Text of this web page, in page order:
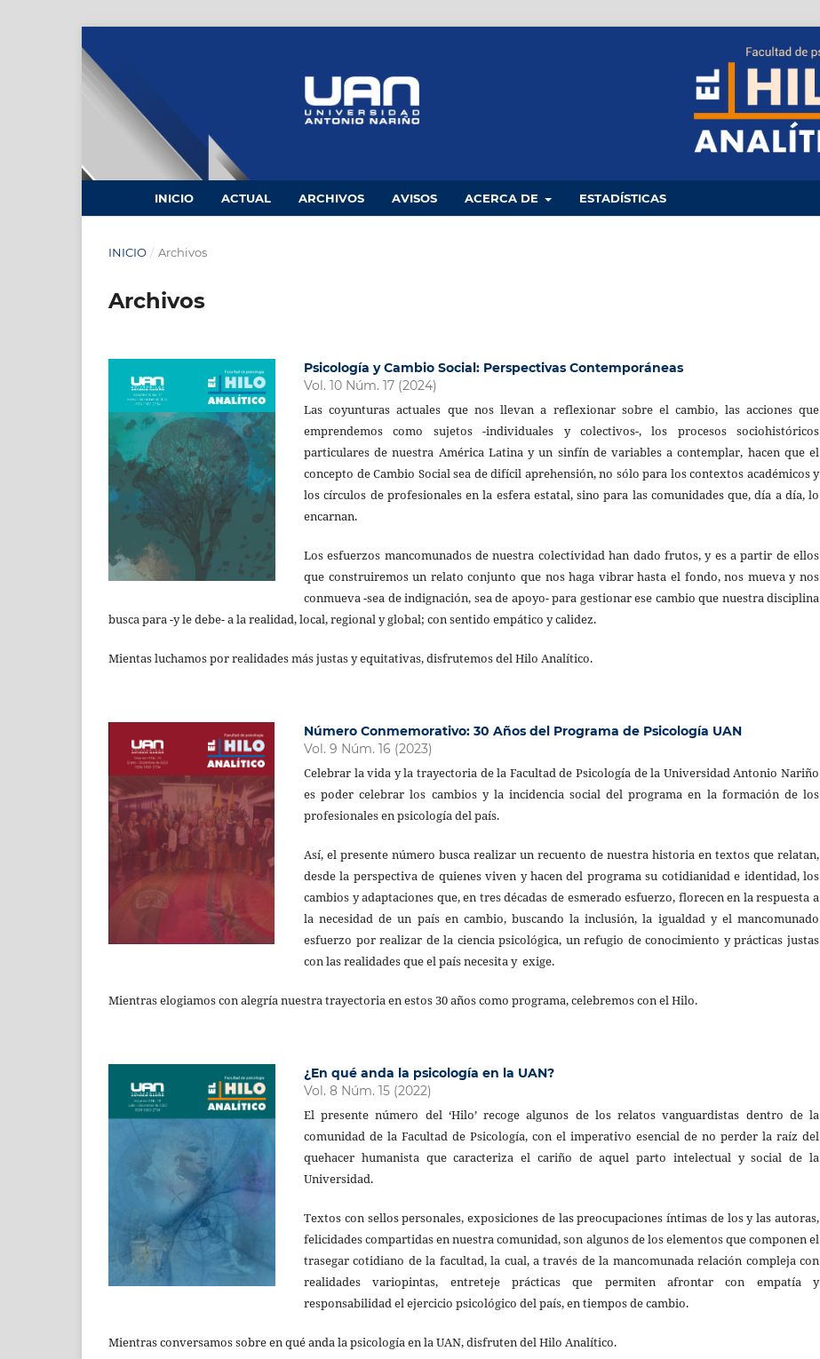
INICIO ACTUAL ARCHIVOS AVISOS ACERCA DE ESTADÍSTICAS
INICIO / Archivos
Archivos
Psicología y Cambio Social: Perspectivas Contemporáneas
Vol. 10 Núm. 17 (2024)
Las coyunturas actuales que nos llevan a reflexionar sobre el cambio, las acciones que
emprendemos como sujetos -individuales y colectivos-, los procesos sociohistóricos
particulares de nuestra América Latina y un sinfín de variables a contemplar, hacen que el
concepto de Cambio Social sea de difícil aprehensión, no sólo para los contextos académicos y
los círculos de profesionales en la esfera estatal, sino para las comunidades que, día a día, lo
encarnan.
Los esfuerzos mancomunados de nuestra colectividad han dado frutos, y es a partir de ellos
que construiremos un relato conjunto que nos haga vibrar hasta el fondo, nos mueva y nos
conmueva -sea de indignación, sea de apoyo- para gestionar ese cambio que nuestra disciplina
busca para -y le debe- a la realidad, local, regional y global; con sentido empático y calidez.
Mientas luchamos por realidades más justas y equitativas, disfrutemos del Hilo Analítico.
Número Conmemorativo: 30 Años del Programa de Psicología UAN
Vol. 9 Núm. 16 (2023)
Celebrar la vida y la trayectoria de la Facultad de Psicología de la Universidad Antonio Nariño
es poder celebrar los cambios y la incidencia social del programa en la formación de los
profesionales en psicología del país.
Así, el presente número busca realizar un recuento de nuestra historia en textos que relatan,
desde la perspectiva de quienes viven y hacen del programa su cotidianidad e identidad, los
cambios y adaptaciones que, en tres décadas de esmerado esfuerzo, florecen en la respuesta a
la necesidad de un país en cambio, buscando la inclusión, la igualdad y el mancomunado
esfuerzo por realizar de la ciencia psicológica, un refugio de conocimiento y prácticas justas
con las realidades que el país necesita y exige.
Mientras elogiamos con alegría nuestra trayectoria en estos 30 años como programa, celebremos con el Hilo.
¿En qué anda la psicología en la UAN?
Vol. 8 Núm. 15 (2022)
El presente número del ‘Hilo’ recoge algunos de los relatos vanguardistas dentro de la
comunidad de la Facultad de Psicología, con el imperativo esencial de no perder la raíz del
quehacer humanista que caracteriza el cariño de aquel parto intelectual y social de la
Universidad.
Textos con sellos personales, exposiciones de las preocupaciones íntimas de los y las autoras,
felicidades compartidas en nuestra comunidad, son algunos de los elementos que componen el
trasegar cotidiano de la facultad, la cual, a través de la mancomunada relación compleja con
realidades variopintas, entreteje prácticas que permiten afrontar con empatía y
responsabilidad el ejercicio psicológico del país, en tiempos de cambio.
Mientras conversamos sobre en qué anda la psicología en la UAN, disfruten del Hilo Analítico.